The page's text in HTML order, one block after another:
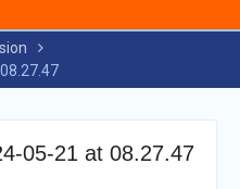
05-21 at 08.27.47